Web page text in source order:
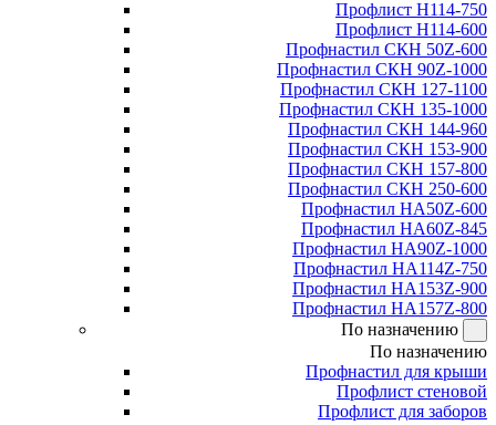
Профлист Н114-750
Профлист Н114-600
Профнастил СКН 50Z-600
Профнастил СКН 90Z-1000
Профнастил СКН 127-1100
Профнастил СКН 135-1000
Профнастил СКН 144-960
Профнастил СКН 153-900
Профнастил СКН 157-800
Профнастил СКН 250-600
Профнастил НА50Z-600
Профнастил НА60Z-845
Профнастил НА90Z-1000
Профнастил НА114Z-750
Профнастил НА153Z-900
Профнастил НА157Z-800
По назначению
По назначению
Профнастил для крыши
Профлист стеновой
Профлист для заборов